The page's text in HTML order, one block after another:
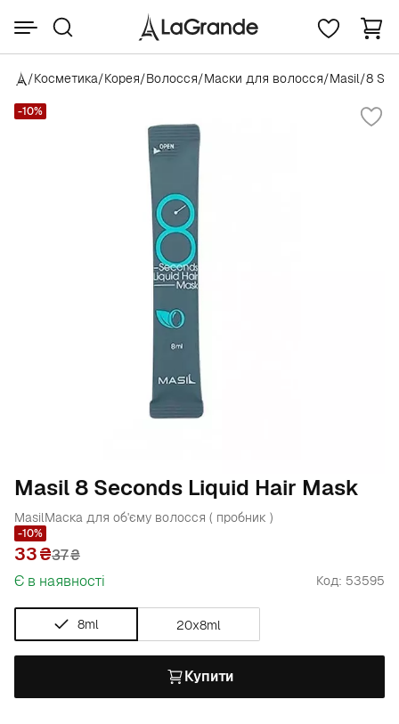
/Косметика/Корея/Волосся/Маски для волосся/Masil/8
-10%
Masil 8 Seconds Liquid Hair Mask
MasilМаска для об'єму волосся ( пробник )
-10%
33 37₴
Є в наявності
Код: 53595
8ml 20x8ml
Купити